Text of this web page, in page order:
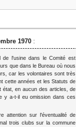
1970 :
de l'usine dans le Comité est
que dans le Bureau où nous
car les volontaires sont très
cette années et les Statuts de
état, en aucun des articles, de
y a-t-il eu omission dans ces
attention sur l'éventualité de
trois clubs sur la commune